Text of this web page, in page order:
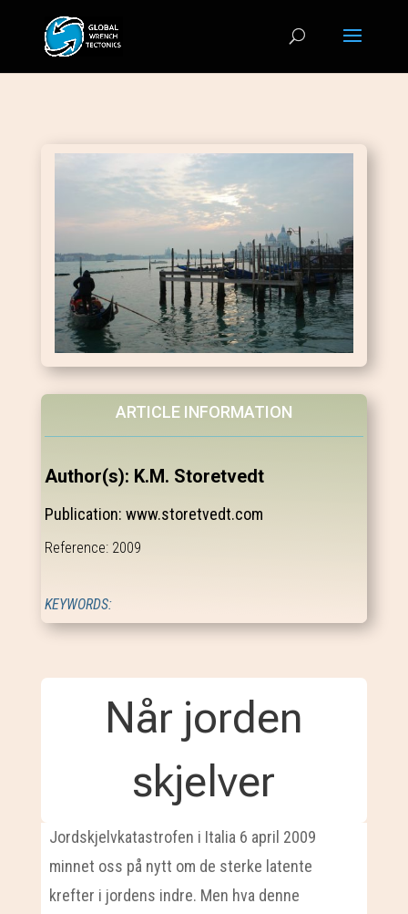
ARTICLE INFORMATION
Author(s): K.M. Storetvedt
Publication: www.storetvedt.com
Reference: 2009
KEYWORDS:
Når jorden
skjelver
Jordskjelvkatastrofen i Italia 6 april 2009
minnet oss på nytt om de sterke latente
krefter i jordens indre. Men hva denne